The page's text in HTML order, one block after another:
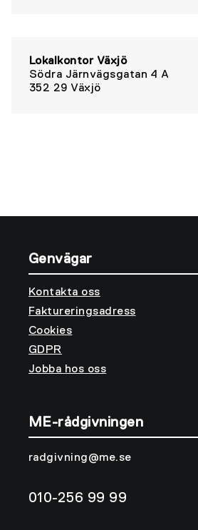
Lokalkontor Växjö
Södra Järnvägsgatan 4 A
352 29 Växjö
Genvägar
Kontakta oss
Faktureringsadress
Cookies
GDPR
Jobba hos oss
ME-rådgivningen
radgivning@me.se
010-256 99 99